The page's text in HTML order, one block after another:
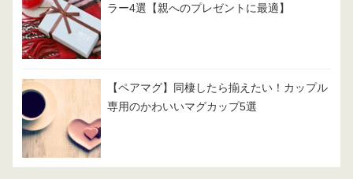
ラー4選【親へのプレゼントに最適】
【ペアマグ】同棲したら揃えたい！カップル
専用のかわいいマグカップ5選